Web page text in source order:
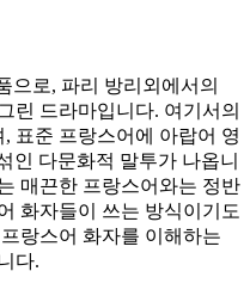
으로, 파리 방리외에서의
린 드라마입니다. 여기서의
표준 프랑스어에 아랍어 영
인 다문화적 말투가 나옵니
매끈한 프랑스어와는 정반
화자들이 쓰는 방식이기도
랑스어 화자를 이해하는
다.